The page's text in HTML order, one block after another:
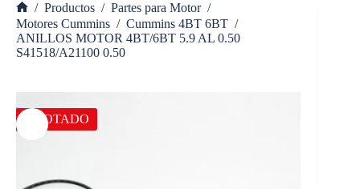
Inicio
/ Productos / Partes para Motor /
Motores Cummins / Cummins 4BT 6BT /
ANILLOS MOTOR 4BT/6BT 5.9 AL 0.50
S41518/A21100 0.50
AGOTADO